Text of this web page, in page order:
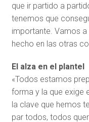
que ir partido a
tenemos que
importante. Vamos
hecho en las otras
El alza en el plantel
«Todos estamos
forma y la que exige
la clave que hemos
par todos, todos